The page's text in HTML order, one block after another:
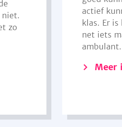
niet.
zo
actief
klas. Er
net iets
Meer